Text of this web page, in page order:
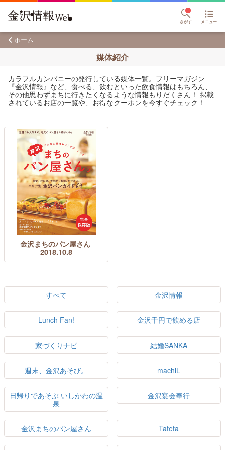
さがす メニュー
ホーム
媒体紹介
カラフルカンパニーの発行している媒体一覧。フリーマガジン
『金沢情報』など、食べる、飲むといった飲食情報はもちろん、
その他思わずまちに行きたくなるような情報もりだくさん！ 掲載
されているお店の一覧や、お得なクーポンを今すぐチェック！
金沢まちのパン屋さん
2018.10.8
すべて 金沢情報
Lunch Fan! 金沢千円で飲める店
家づくりナビ 結婚SANKA
週末、金沢あそび。 machiL
日帰りであそぶ いしかわの温
泉
金沢宴会奉行
金沢まちのパン屋さん Tateta